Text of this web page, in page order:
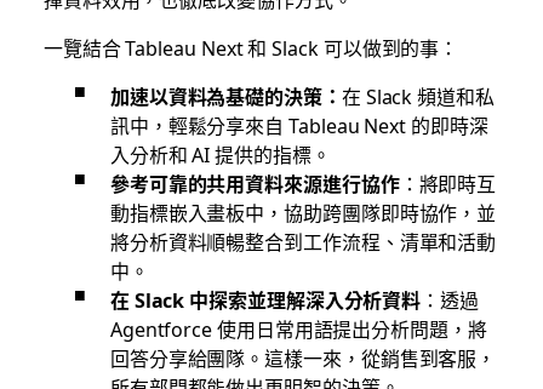
一覽結合 Tableau Next 和 Slack 可以做到的事：
加速以資料為基礎的決策： 在 Slack 頻道和私
訊中，輕鬆分享來自 Tableau Next 的即時深
入分析和 AI 提供的指標。
參考可靠的共用資料來源進行協作：將即時互
動指標嵌入畫板中，協助跨團隊即時協作，並
將分析資料順暢整合到工作流程、清單和活動
中。
在 Slack 中探索並理解深入分析資料 ：透過
Agentforce 使用日常用語提出分析問題，將
回答分享給團隊。這樣一來，從銷售到客服，